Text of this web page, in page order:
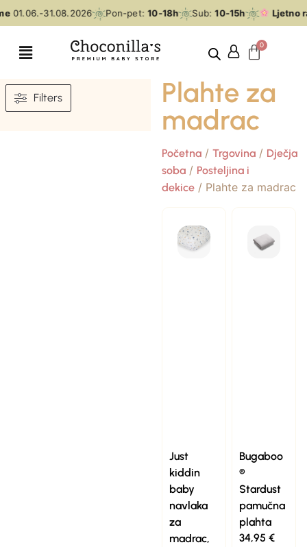
01.06.-31.08.2026 Pon-pet:10-18h Sub:10-15h Ljetno
Filters
Plahte za
madrac
Početna/ Trgovina/ Dječja
soba/ Posteljina i
dekice/ Plahte za madrac
Just
kiddin
baby
navlaka
za
madrac,
Bugaboo
®
Stardust
pamučna
plahta
34,95 €